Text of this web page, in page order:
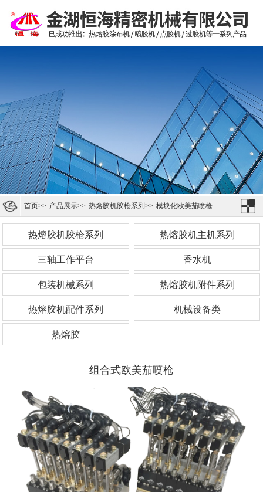
首页>> 产品展示>> 热熔胶机胶枪系列>> 模块化欧美茄喷枪
热熔胶机胶枪系列 热熔胶机主机系列
三轴工作平台 香水机
包装机械系列 热熔胶机附件系列
热熔胶机配件系列 机械设备类
热熔胶
组合式欧美茄喷枪